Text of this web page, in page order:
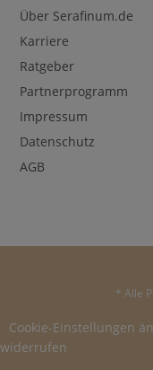
Über Serafinum.de
Karriere
Ratgeber
Partnerprogramm
Impressum
Datenschutz
AGB
* Alle
Cookie-Einstellungen
widerrufen